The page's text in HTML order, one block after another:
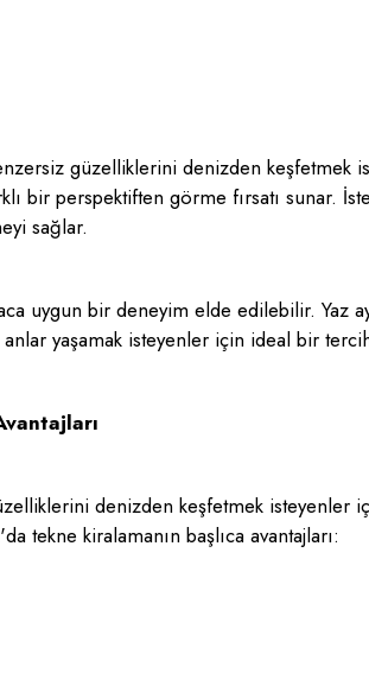
güzelliklerini denizden keşfetmek
bir perspektiften görme fırsatı sunar.
sağlar.
uygun bir deneyim elde edilebilir. Yaz
yaşamak isteyenler için ideal bir
denizden keşfetmek
tekne kiralamanın başlıca avantajları: